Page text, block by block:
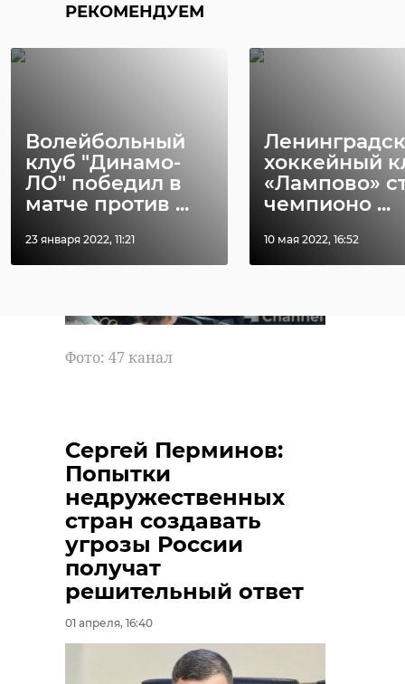
РЕКОМЕНДУЕМ
Волейбольный
клуб "Динамо-
ЛО" победил в
матче против ...
23 января 2022, 11:21
хоккейный
«Лампово»
чемпионо ...
10 мая 2022, 16:52
Сергей Перминов:
Попытки
недружественных
стран создавать
угрозы России
получат
решительный ответ
01 апреля, 16:40
Фото: 47 канал
Поделиться статьей:
РЕКОМЕНДУЕМ
sfere-nachisleniya-kommunalnyh-
platezhej-i-teper-u-antimonopolnoj-
sluzhby-est-vse-rychagi-chtoby-
presekat-eti-narusheniya
Поделиться статьей: